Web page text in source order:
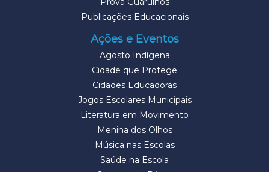
Publicações Educacionais
Ações e Eventos
Agosto Indígena
Cidade que Protege
Cidades Educadoras
Jogos Escolares Municipais
Literatura em Movimento
Menina dos Olhos
Música nas Escolas
Saúde na Escola